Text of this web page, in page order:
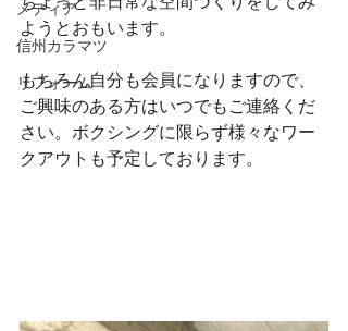
メディア
信州カラマツ
リフォーム
ようとおもいます。
もちろん自分も会員になりますので、
ご興味のある方はいつでもご連絡くだ
さい。ボクシングに限らず様々なワー
クアウトも予定しております。